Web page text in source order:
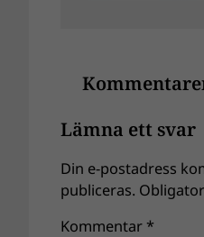
Lämna ett svar
Din e-postadress
publiceras.
Kommentar *